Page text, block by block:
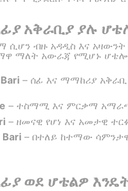
አቅራቢያ ያሉ
ብዙ አዳዲስ እና
ማለት አውራጃ የሚሆኑ
– ሰፊ እና ማማከሪያ
– ተስማሚ እና ምርቃማ
– ዘመናዊ የሆነ እና አመታዊ
Bari – በተለይ ከተማው
ወደ ሆቴልዎ